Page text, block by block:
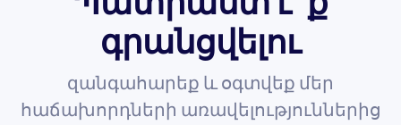
գրանցվելու
զանգահարեք և օգտվեք մեր
հաճախորդների առավելություններից